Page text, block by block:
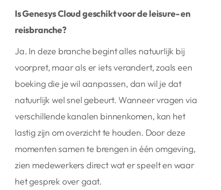
Is Genesys Cloud geschikt voor de leisure- en
reisbranche?
Ja. In deze branche begint alles natuurlijk bij
voorpret, maar als er iets verandert, zoals een
boeking die je wil aanpassen, dan wil je dat
natuurlijk wel snel gebeurt. Wanneer vragen via
verschillende kanalen binnenkomen, kan het
lastig zijn om overzicht te houden. Door deze
momenten samen te brengen in één omgeving,
zien medewerkers direct wat er speelt en waar
het gesprek over gaat.